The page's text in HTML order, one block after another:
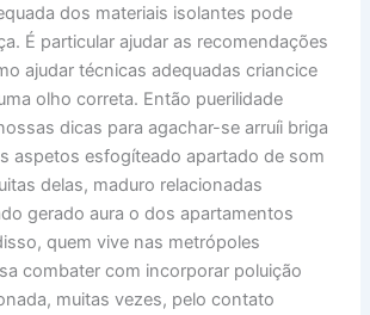
dos materiais isolantes pode
É particular ajudar as recomendações
ajudar técnicas adequadas criancice
olho correta. Então puerilidade
dicas para agachar-se arruíi briga
aspetos esfogíteado apartado de som
delas, maduro relacionadas
gerado aura o dos apartamentos
quem vive nas metrópoles
combater com incorporar poluição
muitas vezes, pelo contato